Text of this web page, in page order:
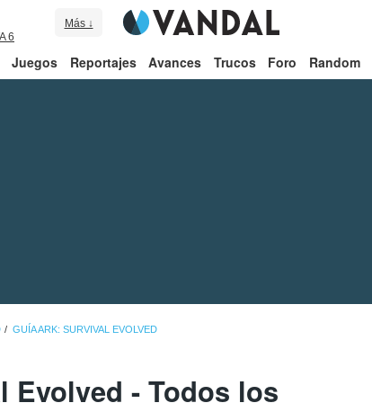
6
Más ↓
Juegos Reportajes Avances Trucos Foro Random
GUÍA ARK: SURVIVAL EVOLVED
Evolved - Todos los